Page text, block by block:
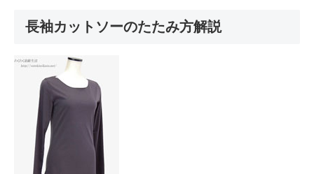
長袖カットソーのたたみ方解説